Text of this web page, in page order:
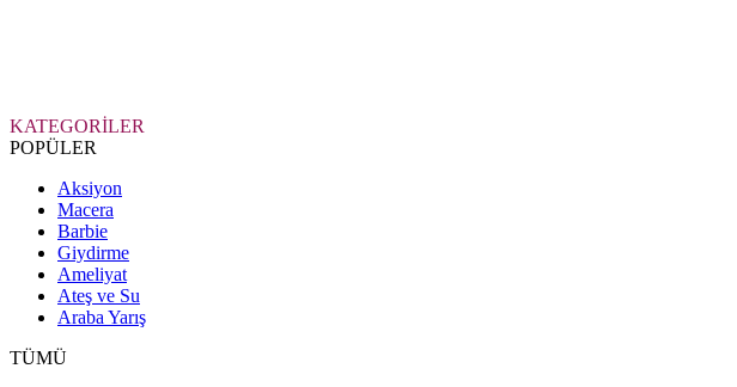
KATEGORİLER
POPÜLER
Aksiyon
Macera
Barbie
Giydirme
Ameliyat
Ateş ve Su
Araba Yarış
TÜMÜ